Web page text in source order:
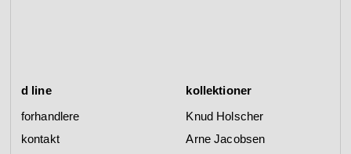
d line
forhandlere
kontakt
kollektioner
Knud Holscher
Arne Jacobsen